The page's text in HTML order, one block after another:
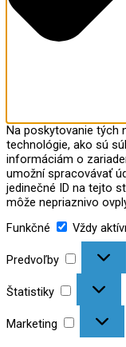
Na poskytovanie tých
technológie, ako sú
informáciám o
umožní spracovávať
jedinečné ID na tejto
môže nepriaznivo
Funkčné
Vždy
Predvoľby
Štatistiky
Marketing